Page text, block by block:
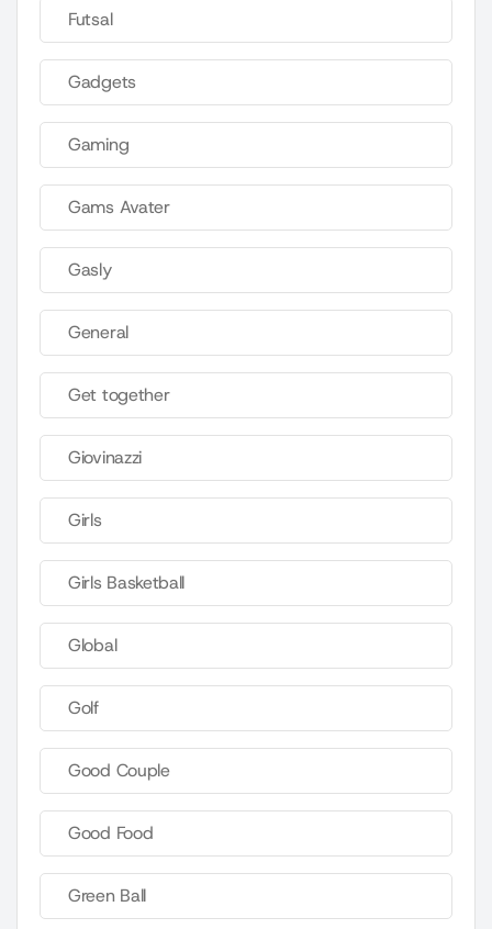
Futsal
Gadgets
Gaming
Gams Avater
Gasly
General
Get together
Giovinazzi
Girls
Girls Basketball
Global
Golf
Good Couple
Good Food
Green Ball